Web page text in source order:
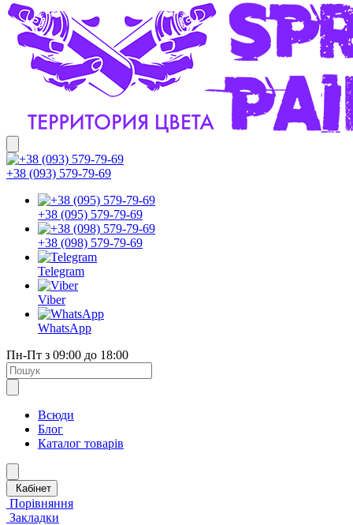
+38 (093) 579-79-69
+38 (095) 579-79-69
+38 (098) 579-79-69
Telegram
Viber
WhatsApp
Пн-Пт з 09:00 до 18:00
Всюди
Блог
Каталог товарів
Кабінет
Порівняння
Закладки